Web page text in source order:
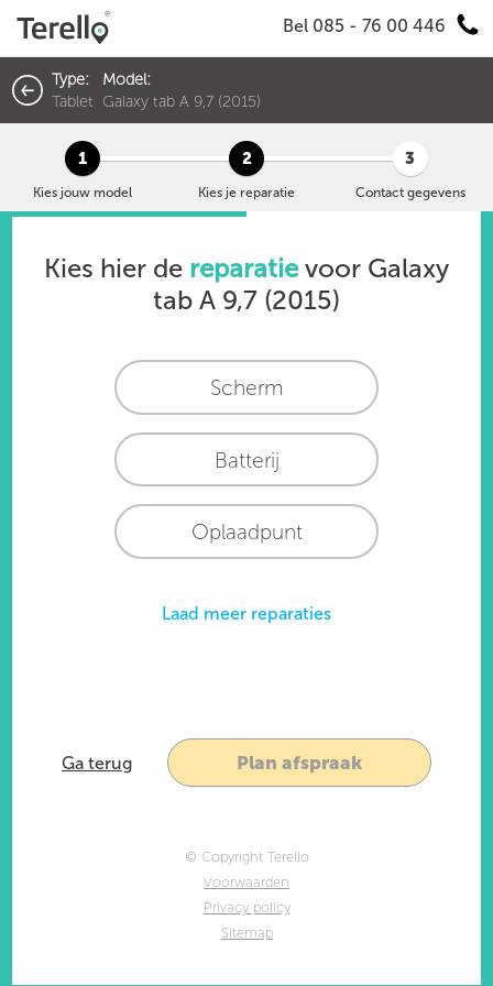
Bel 085 - 76 00 446
Type:
Tablet
Model:
Galaxy tab A 9,7 (2015)
1
Kies jouw model
2
Kies je reparatie
3
Contact gegevens
Kies hier de reparatievoor Galaxy
tab A 9,7 (2015)
Scherm
Batterij
Oplaadpunt
Laad meer reparaties
Ga terug Plan afspraak
© Copyright Terello
Voorwaarden
Privacy policy
Sitemap